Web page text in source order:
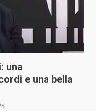
una
e una bella